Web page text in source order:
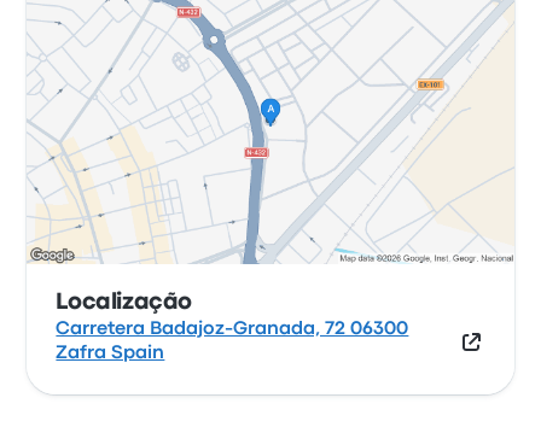
Localização
Carretera Badajoz-Granada, 72 06300
Zafra Spain